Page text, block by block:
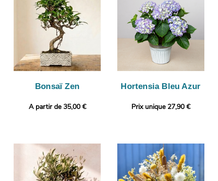
Bonsaï Zen
A partir de 35,00 €
Hortensia Bleu Azur
Prix unique 27,90 €